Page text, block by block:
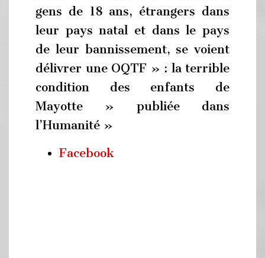
gens de 18 ans, étrangers dans
leur pays natal et dans le pays
de leur bannissement, se voient
délivrer une OQTF » : la terrible
condition des enfants de
Mayotte » publiée dans
l’Humanité »
Facebook